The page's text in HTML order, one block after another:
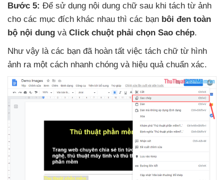
Bước 5: Để sử dụng nội dung chữ sau khi tách từ ảnh
cho các mục đích khác nhau thì các bạn bôi đen toàn
bộ nội dung và Click chuột phải chọn Sao chép.
Như vậy là các bạn đã hoàn tất việc tách chữ từ hình
ảnh ra một cách nhanh chóng và hiệu quả chuẩn xác.